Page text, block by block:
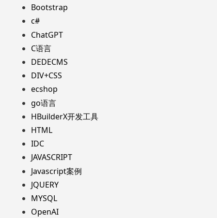
Bootstrap
c#
ChatGPT
C语言
DEDECMS
DIV+CSS
ecshop
go语言
HBuilderX开发工具
HTML
IDC
JAVASCRIPT
Javascript案例
JQUERY
MYSQL
OpenAI